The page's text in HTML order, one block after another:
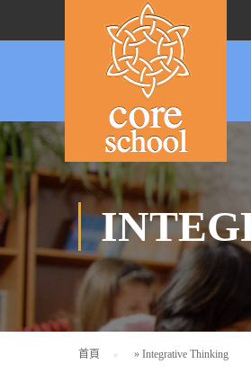
首頁 » Integrative Thinking